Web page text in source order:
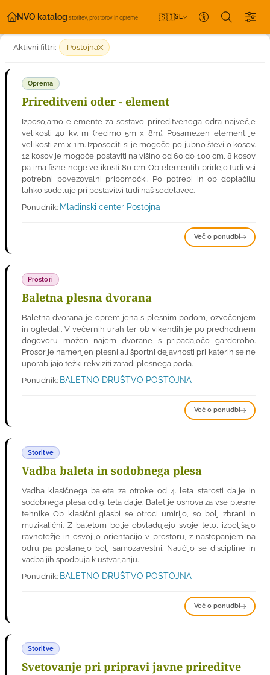
NVO katalog storitev, prostorov in opreme 🇸🇮SL
Nastavitve
Aktivni filtri: Postojna
Oprema
Prireditveni oder - element
Izposojamo elemente za sestavo prireditvenega odra največje
velikosti 40 kv. m (recimo 5m x 8m). Posamezen element je
velikosti 2m x 1m. Izposoditi si je mogoče poljubno število kosov.
12 kosov je mogoče postaviti na višino od 60 do 100 cm, 8 kosov
pa ima fisne noge velikosti 80 cm. Ob elementih pridejo tudi vsi
potrebni povezovalni pripomočki. Po potrebi in ob doplačilu
lahko sodeluje pri postavitvi tudi naš sodelavec.
Ponudnik: Mladinski center Postojna
Več o ponudbi
Prostori
Baletna plesna dvorana
Baletna dvorana je opremljena s plesnim podom, ozvočenjem
in ogledali. V večernih urah ter ob vikendih je po predhodnem
dogovoru možen najem dvorane s pripadajočo garderobo.
Prosor je namenjen plesni ali športni dejavnosti pri katerih se ne
uporabljajo težki rekviziti zaradi plesnega poda.
Ponudnik: BALETNO DRUŠTVO POSTOJNA
Več o ponudbi
Storitve
Vadba baleta in sodobnega plesa
Vadba klasičnega baleta za otroke od 4. leta starosti dalje in
sodobnega plesa od 9. leta dalje. Balet je osnova za vse plesne
tehnike Ob klasični glasbi se otroci umirijo, so bolj zbrani in
muzikalični. Z baletom bolje obvladujejo svoje telo, izboljšajo
ravnotežje in osvojijo orientacijo v prostoru, z nastopanjem na
odru pa postanejo bolj samozavestni. Naučijo se discipline in
vadba jih spodbuja k ustvarjanju.
Ponudnik: BALETNO DRUŠTVO POSTOJNA
Več o ponudbi
Storitve
Svetovanje pri pripravi javne prireditve